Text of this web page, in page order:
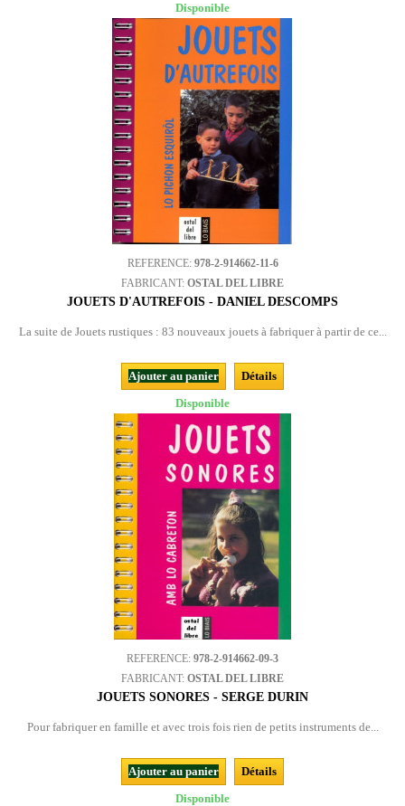
Disponible
REFERENCE: 978-2-914662-11-6
FABRICANT: OSTAL DEL LIBRE
JOUETS D'AUTREFOIS - DANIEL DESCOMPS
La suite de Jouets rustiques : 83 nouveaux jouets à fabriquer à partir de ce...
Ajouter au panier
Détails
Disponible
REFERENCE: 978-2-914662-09-3
FABRICANT: OSTAL DEL LIBRE
JOUETS SONORES - SERGE DURIN
Pour fabriquer en famille et avec trois fois rien de petits instruments de...
Ajouter au panier
Détails
Disponible